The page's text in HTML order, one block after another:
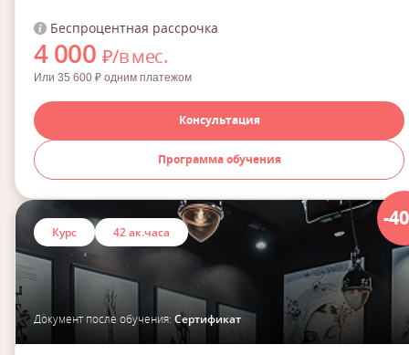
Беспроцентная рассрочка
4 000 ₽/в мес.
Или 35 600 ₽ одним платежом
Консультация
Программа обучения
-
Курс 42 ак.часа
Документ после обучения: Сертификат